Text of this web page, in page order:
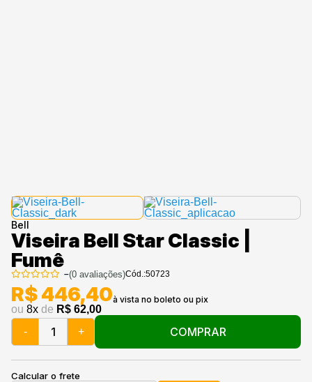
Bell
Viseira Bell Star Classic |
Fumê
–(0avaliações)Cód.:50723
ou 8x de R$ 62,00
R$ 446,40
- + COMPRAR
Calcular o frete